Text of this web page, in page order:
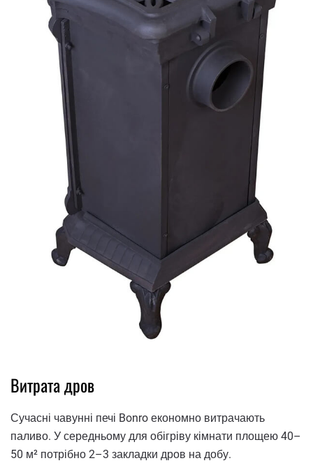
Витрата дров
Сучасні чавунні печі Bonro економно витрачають
паливо. У середньому для обігріву кімнати площею 40–
50 м² потрібно 2–3 закладки дров на добу.